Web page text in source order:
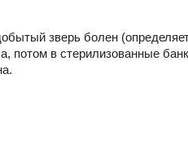
зверь болен
потом в стерилизованные